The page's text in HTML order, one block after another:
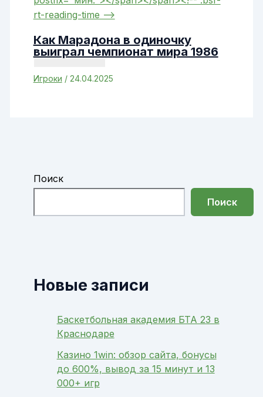
Как Марадона в одиночку
выиграл чемпионат мира 1986
Игроки / 24.04.2025
Поиск
Поиск
Новые записи
Баскетбольная академия БТА 23 в
Краснодаре
Казино 1win: обзор сайта, бонусы
до 600%, вывод за 15 минут и 13
000+ игр